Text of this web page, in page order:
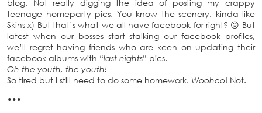
blog. Not really digging the idea of posting my crappy
teenage homeparty pics. You know the scenery, kinda like
Skins x) But that’s what we all have facebook for right? 😛 But
latest when our bosses start stalking our facebook profiles,
we’ll regret having friends who are keen on updating their
facebook albums with “last nights” pics.
Oh the youth, the youth!
So tired but I still need to do some homework. Woohoo! Not.
•••